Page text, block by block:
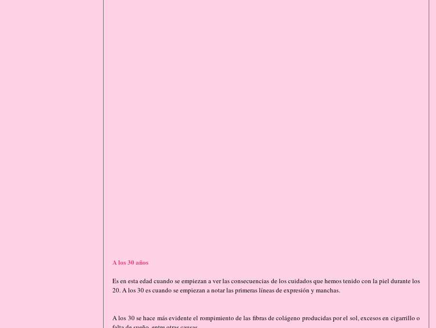
A los 30 años
Es en esta edad cuando se empiezan a ver las consecuencias de los cuidados que hemos tenido con la piel durante los
20. A los 30 es cuando se empiezan a notar las primeras líneas de expresión y manchas.
A los 30 se hace más evidente el rompimiento de las fibras de colágeno producidas por el sol, excesos en cigarrillo o